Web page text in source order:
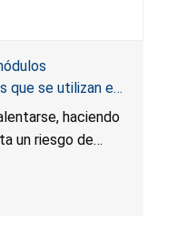
que se utilizan en
por riesgo de
haciendo
un riesgo de